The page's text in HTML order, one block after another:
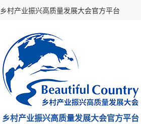
乡村产业振兴高质量发展大会官方平台
乡村产业振兴高质量发展大会官方平台